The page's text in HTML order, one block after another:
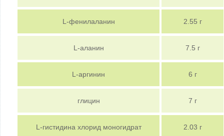
L-фенилаланин 2.55 г
L-аланин 7.5 г
L-аргинин 6 г
глицин 7 г
L-гистидина хлорид моногидрат 2.03 г